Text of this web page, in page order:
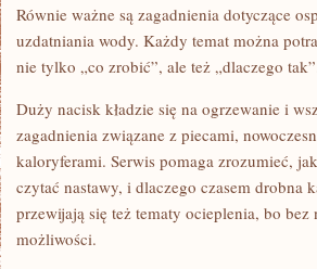
Równie ważne są zagadnienia dotyczące
uzdatniania wody. Każdy temat można
nie tylko „co zrobić”, ale też „dlaczego
Duży nacisk kładzie się na ogrzewanie i
zagadnienia związane z piecami,
kaloryferami. Serwis pomaga zrozumieć,
czytać nastawy, i dlaczego czasem
przewijają się też tematy ocieplenia, bo
możliwości.